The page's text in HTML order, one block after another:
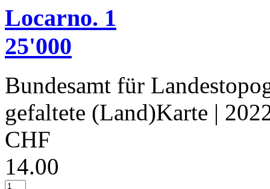
Locarno. 1
25'000
Bundesamt für
gefaltete (Land)Karte |
CHF
14.00